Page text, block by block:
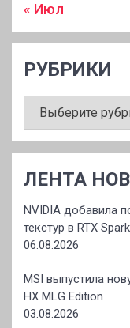
« Июл
РУБРИКИ
ЛЕНТА
NVIDIA добавила
текстур в RTX Spark
06.08.2026
MSI выпустила
HX MLG Edition
03.08.2026